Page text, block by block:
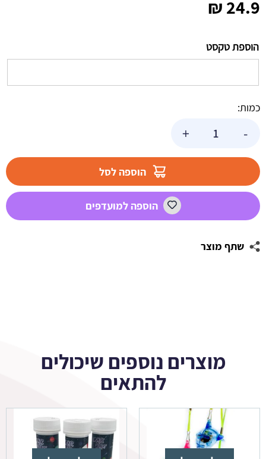
24.9
₪
הוספת טקסט
כמות:
-
כרישים
+
הוספה לסל
הוספה למועדפים
שתף מוצר
מוצרים נוספים שיכולים
להתאים